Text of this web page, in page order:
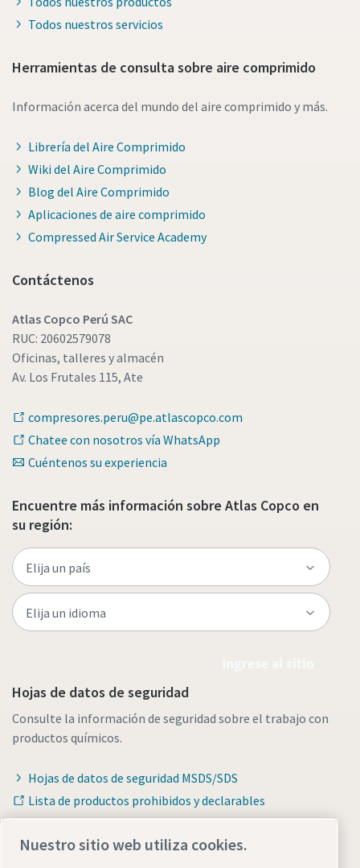
Todos nuestros servicios
Herramientas de consulta sobre aire comprimido
Información acerca del mundo del aire comprimido y más.
Librería del Aire Comprimido
Wiki del Aire Comprimido
Blog del Aire Comprimido
Aplicaciones de aire comprimido
Compressed Air Service Academy
Contáctenos
Atlas Copco Perú SAC
RUC: 20602579078
Oficinas, talleres y almacén
Av. Los Frutales 115, Ate
compresores.peru@pe.atlascopco.com
Chatee con nosotros vía WhatsApp
Cuéntenos su experiencia
Encuentre más información sobre Atlas Copco en
su región:
Hojas de datos de seguridad
Consulte la información de seguridad sobre el trabajo con
productos químicos.
Hojas de datos de seguridad MSDS/SDS
Lista de productos prohibidos y declarables
Nuestro sitio web utiliza cookies.